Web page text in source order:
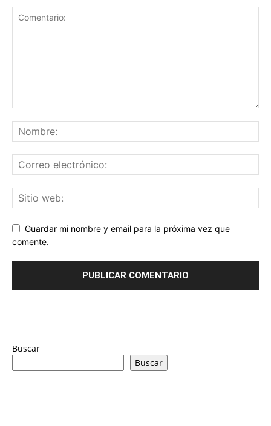
Guardar mi nombre y email para la próxima vez que
comente.
Buscar
Buscar